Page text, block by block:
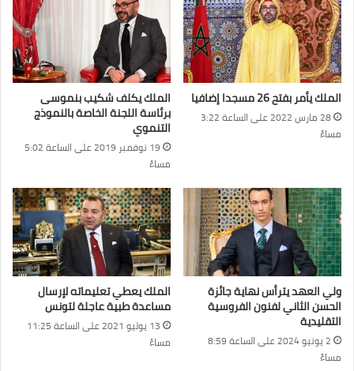
الملك يأمر بفتح 26 مسجدا إضافيا
28 مارس 2022 على الساعة 3:22
مساءً
الملك يكلف شكيب بنموسى
برئاسة اللجنة الخاصة بالنموذج
التنموي
19 نوفمبر 2019 على الساعة 5:02
مساءً
ولي العهد يترأس نهاية جائزة
الحسن الثاني لفنون الفروسية
التقليدية
2 يونيو 2024 على الساعة 8:59
مساءً
الملك يعطي تعليماته لإرسال
مساعدة طبية عاجلة لتونس
13 يوليو 2021 على الساعة 11:25
مساءً